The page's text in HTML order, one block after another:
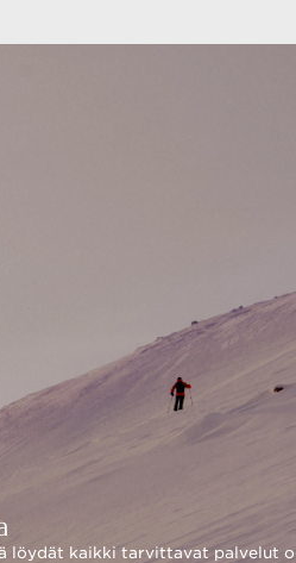
löydät kaikki tarvittavat palvelut